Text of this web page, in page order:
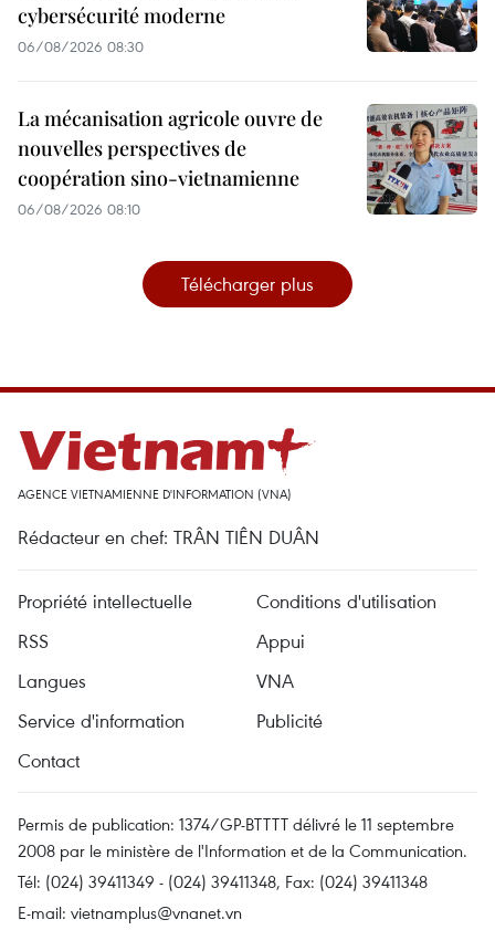
cybersécurité moderne
06/08/2026 08:30
La mécanisation agricole ouvre de
nouvelles perspectives de
coopération sino-vietnamienne
06/08/2026 08:10
Télécharger plus
AGENCE VIETNAMIENNE D'INFORMATION (VNA)
Rédacteur en chef: TRÂN TIÊN DUÂN
Propriété intellectuelle
Conditions d'utilisation
RSS
Appui
Langues
VNA
Service d'information
Publicité
Contact
Permis de publication: 1374/GP-BTTTT délivré le 11 septembre
2008 par le ministère de l'Information et de la Communication.
Tél: (024) 39411349 - (024) 39411348, Fax: (024) 39411348
E-mail: vietnamplus@vnanet.vn